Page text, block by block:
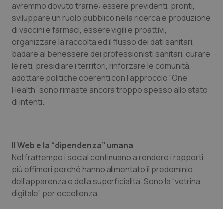
avremmo dovuto trarne: essere previdenti, pronti,
sviluppare un ruolo pubblico nella ricerca e produzione
di vaccini e farmaci, essere vigili e proattivi,
organizzare la raccolta ed il flusso dei dati sanitari,
badare al benessere dei professionisti sanitari, curare
le reti, presidiare i territori, rinforzare le comunità,
adottare politiche coerenti con l’approccio “One
Health” sono rimaste ancora troppo spesso allo stato
di intenti.
Il Web e la “dipendenza” umana
Nel frattempo i social continuano a rendere i rapporti
più effimeri perché hanno alimentato il predominio
dell’apparenza e della superficialità. Sono la “vetrina
digitale” per eccellenza.